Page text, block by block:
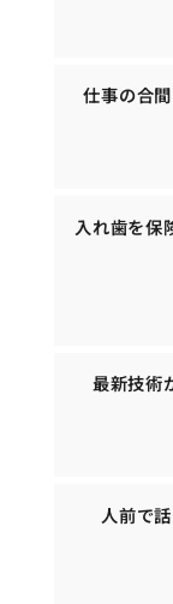
仕事の合
入れ歯を保
最新技術
人前で